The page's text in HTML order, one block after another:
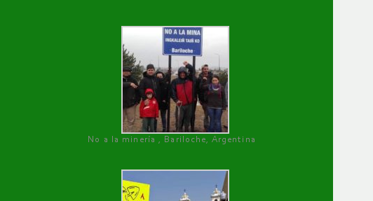
No a la minería , Bariloche, Argentina